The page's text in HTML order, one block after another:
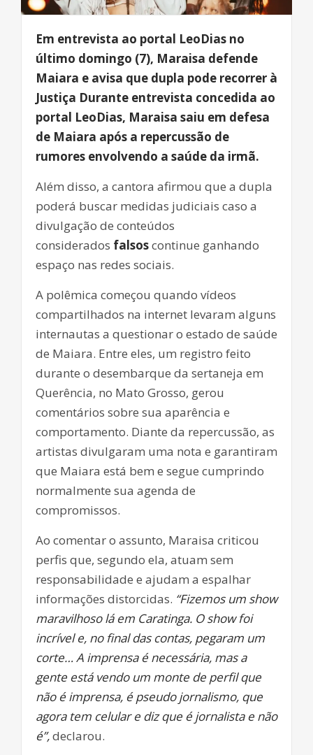
Em entrevista ao portal LeoDias no
último domingo (7), Maraisa defende
Maiara e avisa que dupla pode recorrer à
Justiça Durante entrevista concedida ao
portal LeoDias, Maraisa saiu em defesa
de Maiara após a repercussão de
rumores envolvendo a saúde da irmã.
Além disso, a cantora afirmou que a dupla
poderá buscar medidas judiciais caso a
divulgação de conteúdos
considerados falsoscontinue ganhando
espaço nas redes sociais.
A polêmica começou quando vídeos
compartilhados na internet levaram alguns
internautas a questionar o estado de saúde
de Maiara. Entre eles, um registro feito
durante o desembarque da sertaneja em
Querência, no Mato Grosso, gerou
comentários sobre sua aparência e
comportamento. Diante da repercussão, as
artistas divulgaram uma nota e garantiram
que Maiara está bem e segue cumprindo
normalmente sua agenda de
compromissos.
Ao comentar o assunto, Maraisa criticou
perfis que, segundo ela, atuam sem
responsabilidade e ajudam a espalhar
informações distorcidas. “Fizemos um show
maravilhoso lá em Caratinga. O show foi
incrível e, no final das contas, pegaram um
corte… A imprensa é necessária, mas a
gente está vendo um monte de perfil que
não é imprensa, é pseudo jornalismo, que
agora tem celular e diz que é jornalista e não
é”,declarou.